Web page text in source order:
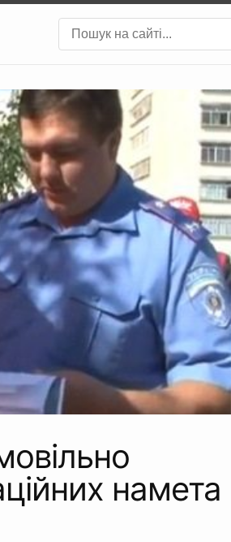
намета